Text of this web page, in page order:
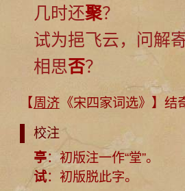
几时还聚？
试为挹飞云，问解寄
相思否？
【周济 《宋四家词选》】结
校注
亭：初版注一作“堂”。
试：初版脱此字。